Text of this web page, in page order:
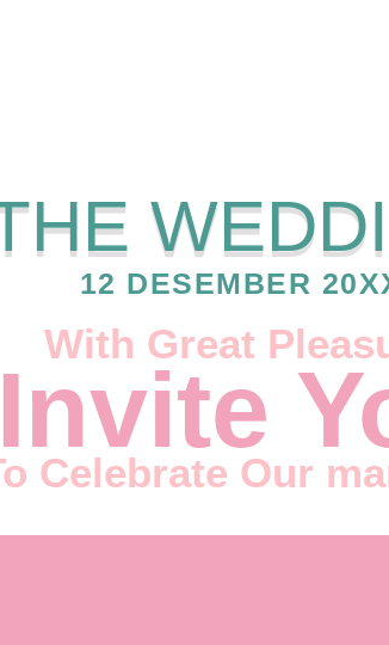
12 DESEMBER
With Great
Invite
Celebrate Our